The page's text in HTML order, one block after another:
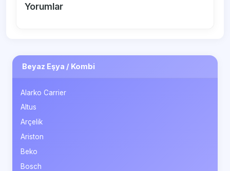
Yorumlar
Beyaz Eşya / Kombi
Alarko Carrier
Altus
Arçelik
Ariston
Beko
Bosch